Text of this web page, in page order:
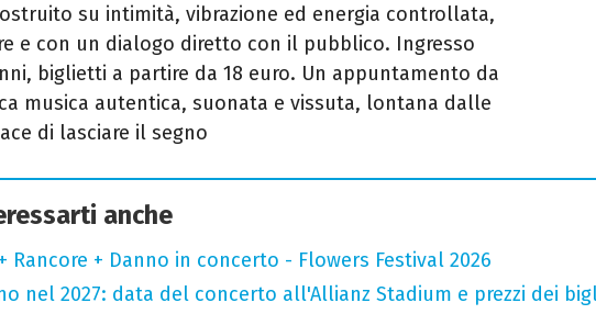
su intimità, vibrazione ed energia controllata,
e con un dialogo diretto con il pubblico. Ingresso
biglietti a partire da 18 euro. Un appuntamento da
musica autentica, suonata e vissuta, lontana dalle
di lasciare il segno
anche
Rancore + Danno in concerto - Flowers Festival 2026
nel 2027: data del concerto all'Allianz Stadium e prezzi dei